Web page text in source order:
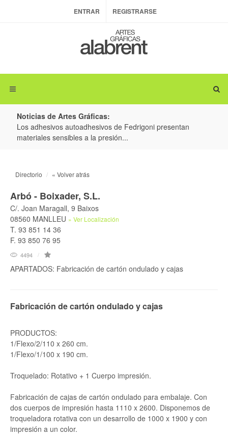
ENTRAR REGISTRARSE
Noticias de Artes Gráficas:
Los adhesivos autoadhesivos de Fedrigoni presentan
materiales sensibles a la presión...
Directorio « Volver atrás
Arbó - Boixader, S.L.
C/. Joan Maragall, 9 Baixos
08560 MANLLEU » Ver Localización
T. 93 851 14 36
F. 93 850 76 95
4494
APARTADOS: Fabricación de cartón ondulado y cajas
Fabricación de cartón ondulado y cajas
PRODUCTOS:
1/Flexo/2/110 x 260 cm.
1/Flexo/1/100 x 190 cm.
Troquelado: Rotativo + 1 Cuerpo impresión.
Fabricación de cajas de cartón ondulado para embalaje. Con
dos cuerpos de impresión hasta 1110 x 2600. Disponemos de
troqueladora rotativa con un desarrollo de 1000 x 1900 y con
impresión a un color.